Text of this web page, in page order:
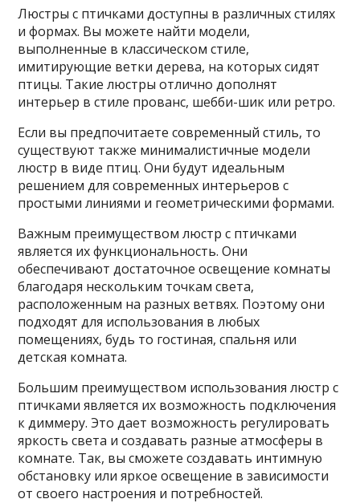
Люстры с птичками доступны в различных стилях
и формах. Вы можете найти модели,
выполненные в классическом стиле,
имитирующие ветки дерева, на которых сидят
птицы. Такие люстры отлично дополнят
интерьер в стиле прованс, шебби-шик или ретро.
Если вы предпочитаете современный стиль, то
существуют также минималистичные модели
люстр в виде птиц. Они будут идеальным
решением для современных интерьеров с
простыми линиями и геометрическими формами.
Важным преимуществом люстр с птичками
является их функциональность. Они
обеспечивают достаточное освещение комнаты
благодаря нескольким точкам света,
расположенным на разных ветвях. Поэтому они
подходят для использования в любых
помещениях, будь то гостиная, спальня или
детская комната.
Большим преимуществом использования люстр с
птичками является их возможность подключения
к диммеру. Это дает возможность регулировать
яркость света и создавать разные атмосферы в
комнате. Так, вы сможете создавать интимную
обстановку или яркое освещение в зависимости
от своего настроения и потребностей.